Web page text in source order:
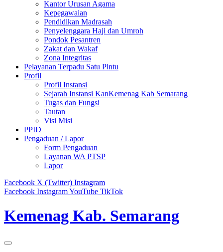
Kantor Urusan Agama
Kepegawaian
Pendidikan Madrasah
Penyelenggara Haji dan Umroh
Pondok Pesantren
Zakat dan Wakaf
Zona Integritas
Pelayanan Terpadu Satu Pintu
Profil
Profil Instansi
Sejarah Instansi KanKemenag Kab Semarang
Tugas dan Fungsi
Tautan
Visi Misi
PPID
Pengaduan / Lapor
Form Pengaduan
Layanan WA PTSP
Lapor
Facebook X (Twitter) Instagram
Facebook InstagramYouTube TikTok
Kemenag Kab. Semarang